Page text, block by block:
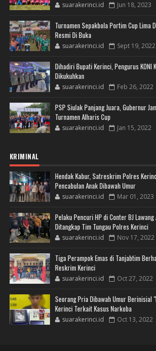
suarakerinci.id Jun 18, 2023
Turnamen Sepakbola Portim Cup Lima
Resmi Di Buka
suarakerinci.id Sept 19, 2022
Dihadiri Bupati Kerinci, Pengurus KONI
Dikukuhkan
suarakerinci.id Feb 26, 2022
PSP Siulak Panjang Juara, Gubernur
Turnamen Alharis Cup
suarakerinci.id Jan 15, 2022
KRIMINAL
Hendak Kabur, Satreskrim Polres
Pencabulan Anak Dibawah Umur
suarakerinci.id Mar 01, 2023
Pelaku Pencuri HP di Conter BJ
Ditangkap Tim Tungau Polres Kerinci
suarakerinci.id Nov 17, 2022
Tiga Perampok Emas di Tanjabtim
Reskrim Kerinci
suarakerinci.id Oct 27, 2022
Seorang Pria Dibawah Umur Berinisial
Kerinci Terkait Kasus Narkoba
suarakerinci.id Oct 13, 2022